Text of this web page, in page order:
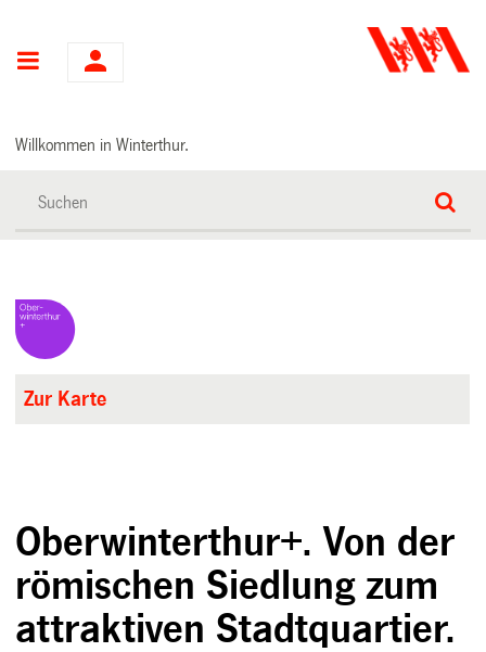
Hauptnavigation
Willkommen in Winterthur.
Zur Karte
Oberwinterthur+. Von der
römischen Siedlung zum
attraktiven Stadtquartier.